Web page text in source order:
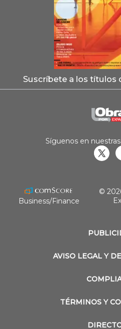
Suscríbete a los títulos
AVISO LEGAL Y
TÉRMINOS Y
Síguenos en
Business/Finance
©